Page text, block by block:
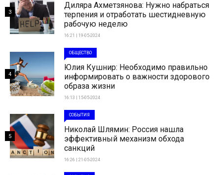
Диляра Ахметзянова: Нужно набраться
терпения и отработать шестидневную
рабочую неделю
16:21 | 19-05-2024
3
ОБЩЕСТВО
Юлия Кушнир: Необходимо правильно
информировать о важности здорового
образа жизни
16:13 | 15-05-2024
4
СОБЫТИЯ
Николай Шлямин: Россия нашла
эффективный механизм обхода
санкций
16:26 | 21-05-2024
5